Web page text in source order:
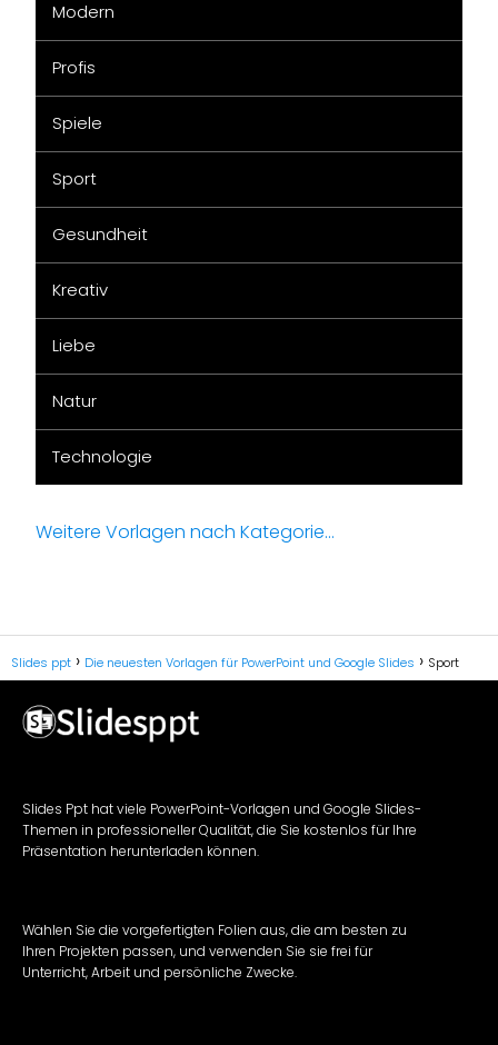
Modern
Profis
Spiele
Sport
Gesundheit
Kreativ
Liebe
Natur
Technologie
Weitere Vorlagen nach Kategorie...
Slides ppt Die neuesten Vorlagen für PowerPoint und Google Slides Sport
Slides Ppt hat viele PowerPoint-Vorlagen und Google Slides-
Themen in professioneller Qualität, die Sie kostenlos für Ihre
Präsentation herunterladen können.
Wählen Sie die vorgefertigten Folien aus, die am besten zu
Ihren Projekten passen, und verwenden Sie sie frei für
Unterricht, Arbeit und persönliche Zwecke.